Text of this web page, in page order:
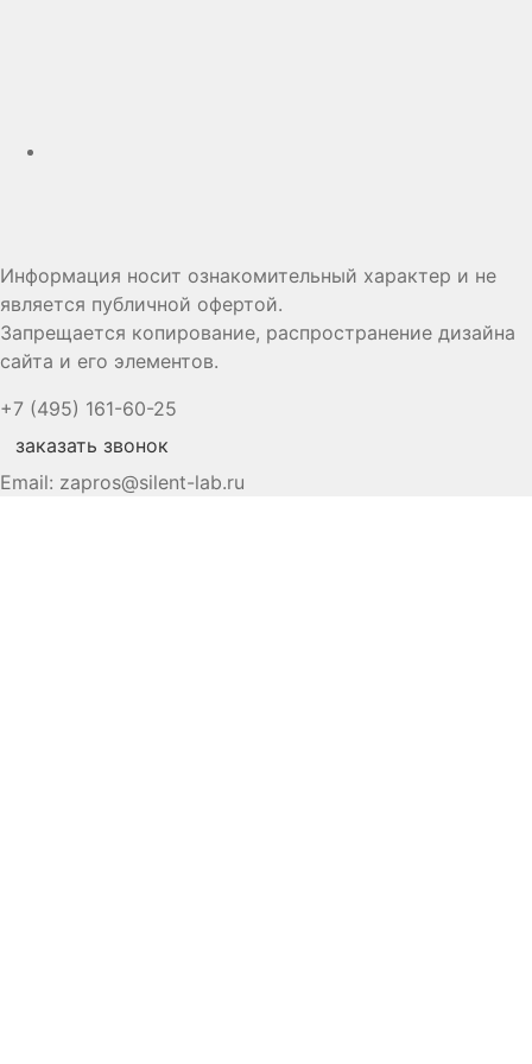
Информация носит ознакомительный характер и не
является публичной офертой.
Запрещается копирование, распространение дизайна
сайта и его элементов.
+7 (495) 161-60-25
заказать звонок
Email: zapros@silent-lab.ru